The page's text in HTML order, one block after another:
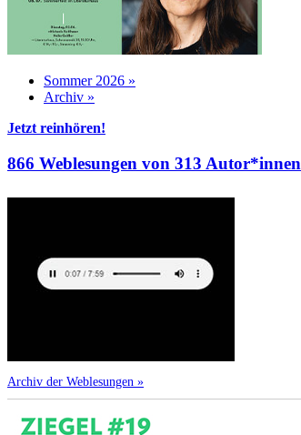
Sommer 2026 »
Archiv »
Jetzt reinhören!
866 Weblesungen von 313 Autor*innen
Archiv der Weblesungen »